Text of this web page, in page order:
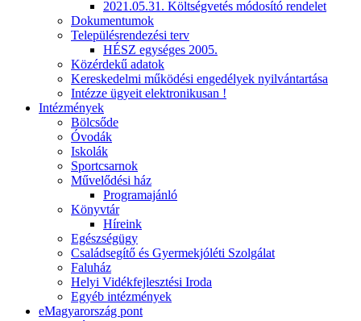
2021.05.31. Költségvetés módosító rendelet
Dokumentumok
Településrendezési terv
HÉSZ egységes 2005.
Közérdekű adatok
Kereskedelmi működési engedélyek nyilvántartása
Intézze ügyeit elektronikusan !
Intézmények
Bölcsőde
Óvodák
Iskolák
Sportcsarnok
Művelődési ház
Programajánló
Könyvtár
Híreink
Egészségügy
Családsegítő és Gyermekjóléti Szolgálat
Faluház
Helyi Vidékfejlesztési Iroda
Egyéb intézmények
eMagyarország pont